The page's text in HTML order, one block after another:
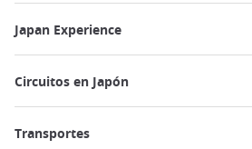
Japan Experience
Circuitos en Japón
Transportes